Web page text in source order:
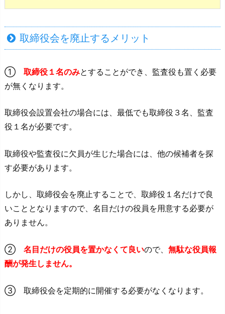
取締役会を廃止するメリット
① 取締役１名のみとすることができ、監査役も置く必要
が無くなります。
取締役会設置会社の場合には、最低でも取締役３名、監査
役１名が必要です。
取締役や監査役に欠員が生じた場合には、他の候補者を探
す必要があります。
しかし、取締役会を廃止することで、取締役１名だけで良
いこととなりますので、名目だけの役員を用意する必要が
ありません。
② 名目だけの役員を置かなくて良いので、 無駄な役員報
酬が発生しません。
③ 取締役会を定期的に開催する必要がなくなります。